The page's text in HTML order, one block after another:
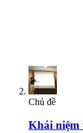
Chủ đề
Khái niệm